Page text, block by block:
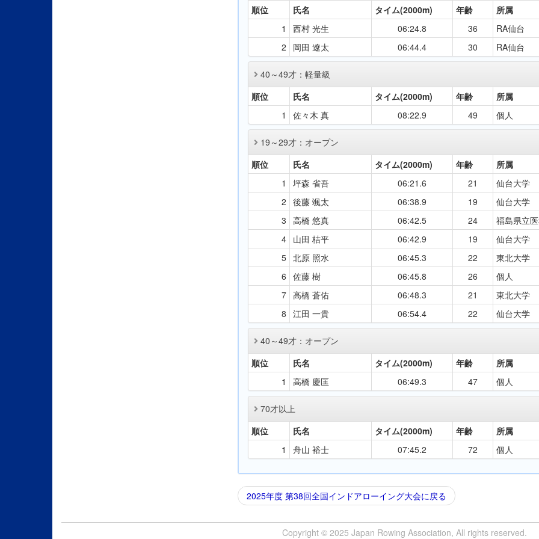
順位 氏名 タイム(2000m) 年齢
所属
1
西村 光生 06:24.8 36
RA仙台
2
岡田 遼太 06:44.4 30 RA仙台
40～49才：軽量級
順位
氏名 タイム(2000m) 年齢
所属
1
佐々木 真 08:22.9 49 個人
19～29才：オープン
順位
氏名 タイム(2000m) 年齢
所属
1
坪森 省吾 06:21.6 21
仙台大学
2 後藤 颯太 06:38.9 19
仙台大学
3 高橋 悠真 06:42.5 24
福島県立
4
山田 桔平 06:42.9 19
仙台大学
5 北原 照水 06:45.3 22
東北大学
6 佐藤 樹 06:45.8 26
個人
7 高橋 蒼佑 06:48.3 21
東北大学
8 江田 一貴 06:54.4 22 仙台大学
40～49才：オープン
順位
氏名 タイム(2000m) 年齢
所属
1
高橋 慶匡 06:49.3 47 個人
70才以上
順位
氏名 タイム(2000m) 年齢
所属
1
舟山 裕士 07:45.2 72 個人
2025年度 第38回全国インドアローイング大会に戻る
Copyright © 2025 Japan Rowing Association, All rights reserved.